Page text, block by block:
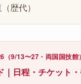
歴代）
9/13〜27・両国国技館）
｜日程・チケット